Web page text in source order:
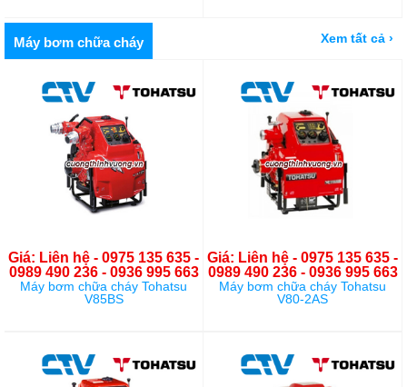
Máy bơm chữa cháy Xem tất cả ›
Giá: Liên hệ - 0975 135 635 -
0989 490 236 - 0936 995 663
Máy bơm chữa cháy Tohatsu
V85BS
Giá: Liên hệ - 0975 135 635 -
0989 490 236 - 0936 995 663
Máy bơm chữa cháy Tohatsu
V80-2AS